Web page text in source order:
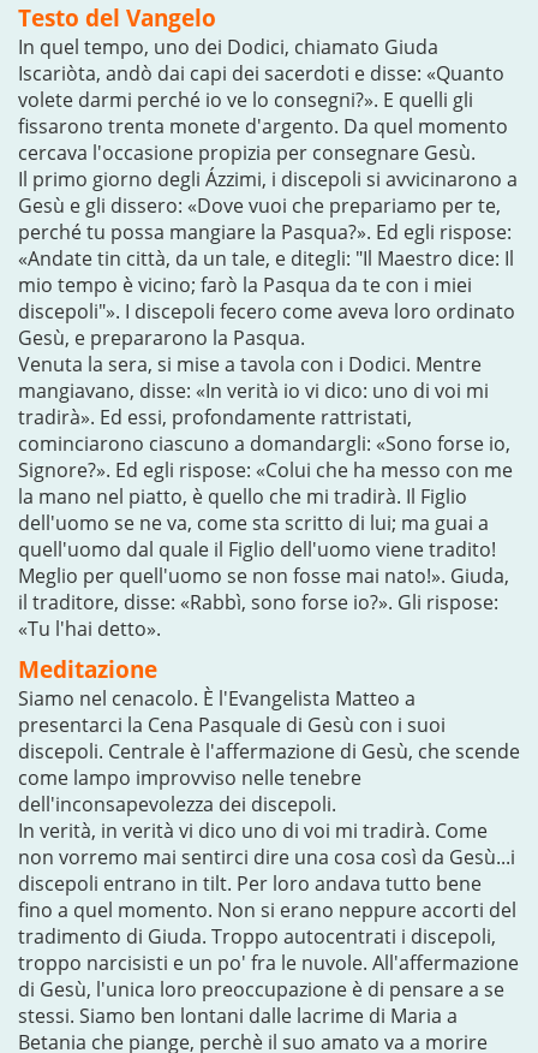
Testo del Vangelo
In quel tempo, uno dei Dodici, chiamato Giuda
Iscariòta, andò dai capi dei sacerdoti e disse: «Quanto
volete darmi perché io ve lo consegni?». E quelli gli
fissarono trenta monete d'argento. Da quel momento
cercava l'occasione propizia per consegnare Gesù.
Il primo giorno degli Ázzimi, i discepoli si avvicinarono a
Gesù e gli dissero: «Dove vuoi che prepariamo per te,
perché tu possa mangiare la Pasqua?». Ed egli rispose:
«Andate tin città, da un tale, e ditegli: "Il Maestro dice: Il
mio tempo è vicino; farò la Pasqua da te con i miei
discepoli"». I discepoli fecero come aveva loro ordinato
Gesù, e prepararono la Pasqua.
Venuta la sera, si mise a tavola con i Dodici. Mentre
mangiavano, disse: «In verità io vi dico: uno di voi mi
tradirà». Ed essi, profondamente rattristati,
cominciarono ciascuno a domandargli: «Sono forse io,
Signore?». Ed egli rispose: «Colui che ha messo con me
la mano nel piatto, è quello che mi tradirà. Il Figlio
dell'uomo se ne va, come sta scritto di lui; ma guai a
quell'uomo dal quale il Figlio dell'uomo viene tradito!
Meglio per quell'uomo se non fosse mai nato!». Giuda,
il traditore, disse: «Rabbì, sono forse io?». Gli rispose:
«Tu l'hai detto».
Meditazione
Siamo nel cenacolo. È l'Evangelista Matteo a
presentarci la Cena Pasquale di Gesù con i suoi
discepoli. Centrale è l'affermazione di Gesù, che scende
come lampo improvviso nelle tenebre
dell'inconsapevolezza dei discepoli.
In verità, in verità vi dico uno di voi mi tradirà. Come
non vorremo mai sentirci dire una cosa così da Gesù...i
discepoli entrano in tilt. Per loro andava tutto bene
fino a quel momento. Non si erano neppure accorti del
tradimento di Giuda. Troppo autocentrati i discepoli,
troppo narcisisti e un po' fra le nuvole. All'affermazione
di Gesù, l'unica loro preoccupazione è di pensare a se
stessi. Siamo ben lontani dalle lacrime di Maria a
Betania che piange, perchè il suo amato va a morire